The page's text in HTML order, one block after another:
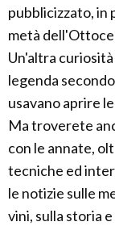
pubblicizzato, in
metà
Un'altra
legenda
usavano aprire
Ma troverete
con le annate,
tecniche ed
le notizie sulle
vini, sulla storia